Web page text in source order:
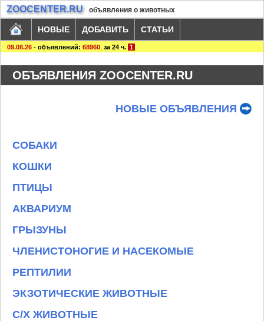
ZOOCENTER.RU объявления о животных
НОВЫЕ ДОБАВИТЬ СТАТЬИ
09.08.26 - объявлений: 68960 за 24 ч. 1
ОБЪЯВЛЕНИЯ ZOOCENTER.RU
НОВЫЕ ОБЪЯВЛЕНИЯ
СОБАКИ
КОШКИ
ПТИЦЫ
АКВАРИУМ
ГРЫЗУНЫ
ЧЛЕНИСТОНОГИЕ И НАСЕКОМЫЕ
РЕПТИЛИИ
ЭКЗОТИЧЕСКИЕ ЖИВОТНЫЕ
С/Х ЖИВОТНЫЕ